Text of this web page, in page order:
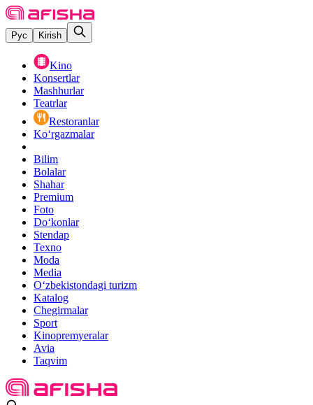
Рус Kirish
Kino
Konsertlar
Mashhurlar
Teatrlar
Restoranlar
Ko‘rgazmalar
Bilim
Bolalar
Shahar
Premium
Foto
Do‘konlar
Stendap
Texno
Moda
Media
O‘zbekistondagi turizm
Katalog
Chegirmalar
Sport
Kinopremyeralar
Avia
Taqvim